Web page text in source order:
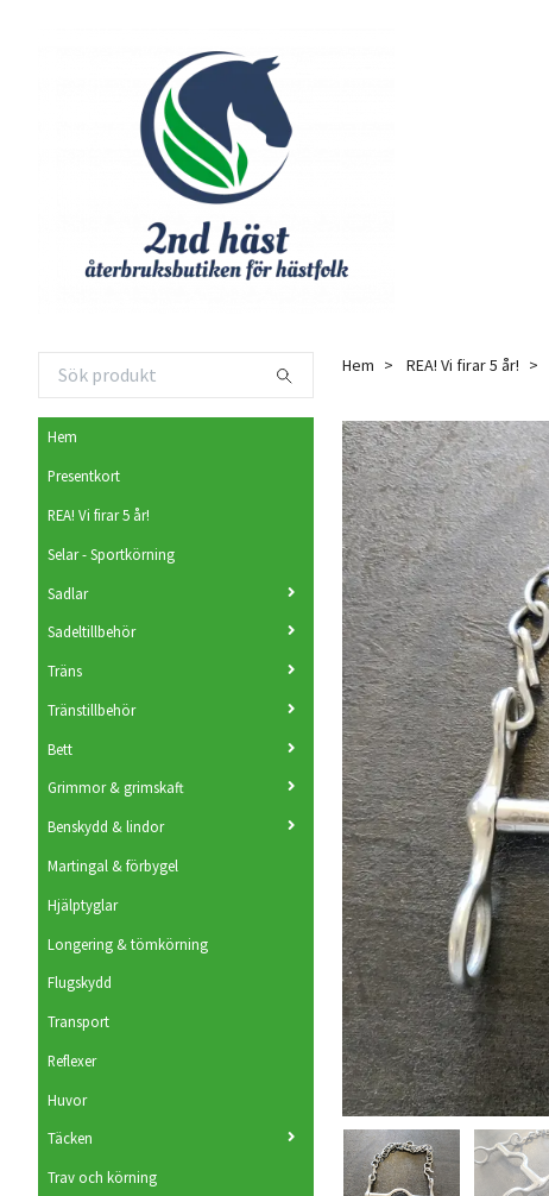
Hem
Presentkort
REA! Vi firar 5 år!
Selar - Sportkörning
Sadlar
Sadeltillbehör
Träns
Tränstillbehör
Bett
Grimmor & grimskaft
Benskydd & lindor
Martingal & förbygel
Hjälptyglar
Longering & tömkörning
Flugskydd
Transport
Reflexer
Huvor
Täcken
Trav och körning
Hem REA! Vi firar 5 år!